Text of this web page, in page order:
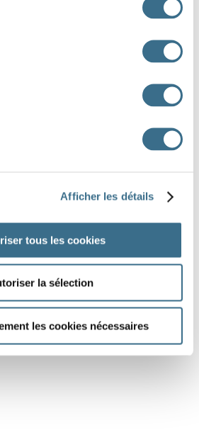
Afficher les détails
tous les cookies
la sélection
les cookies nécessaires